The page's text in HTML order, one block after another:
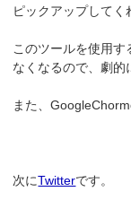
ピックアップしてく
このツールを使用
なくなるので、劇的
また、
次にTwitterです。